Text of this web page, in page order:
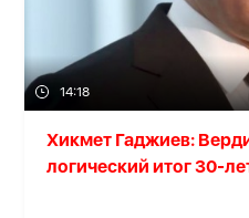
14:18
Хикмет Гаджиев:
логический итог 30-